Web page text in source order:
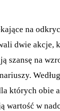
na
dwie akcje,
szansę na
których obie
wartość w